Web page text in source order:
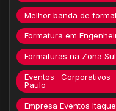
Melhor banda de
Formatura em
Formaturas na Zona Sul
Eventos
Paulo
Empresa Eventos